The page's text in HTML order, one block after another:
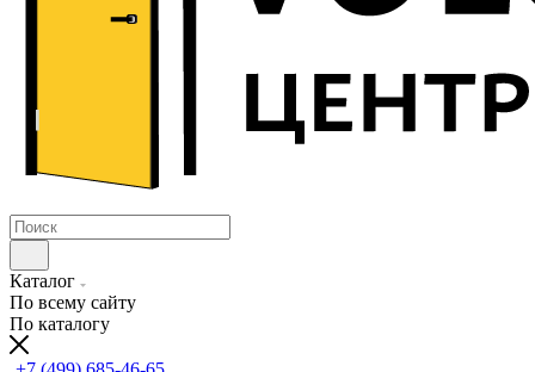
Каталог
По всему сайту
По каталогу